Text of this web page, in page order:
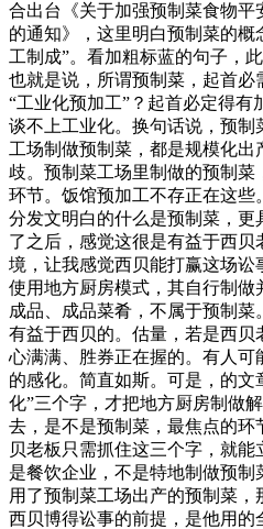
合出台《关于加强预制菜食物平
的通知》，这里明白预制菜的概
工制成”。看加粗标蓝的句子，
也就是说，所谓预制菜，起首
“工业化预加工”？起首必定得有
谈不上工业化。换句话说，预
工场制做预制菜，都是规模化
歧。预制菜工场里制做的预制
环节。饭馆预加工不存正在这些
分发文明白的什么是预制菜，
了之后，感觉这很是有益于西
境，让我感觉西贝能打赢这场
使用地方厨房模式，其自行制
成品、成品菜肴，不属于预制
有益于西贝的。估量，若是西
心满满、胜券正在握的。有人可
的感化。简直如斯。可是，的文
化”三个字，才把地方厨房制做
去，是不是预制菜，最焦点的环
贝老板只需抓住这三个字，就
是餐饮企业，不是特地制做预制
用了预制菜工场出产的预制菜，
西贝博得讼事的前提，是他用的